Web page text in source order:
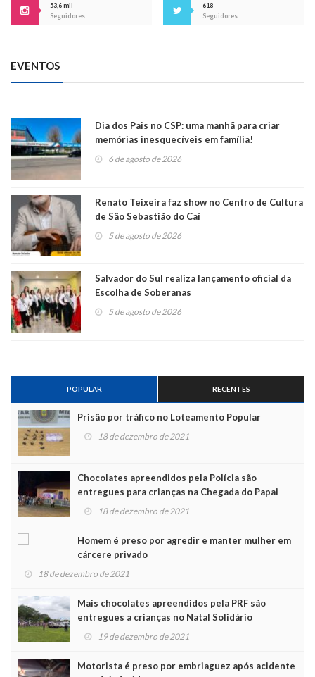
53,6 mil
Seguidores
618
Seguidores
EVENTOS
Dia dos Pais no CSP: uma manhã para criar
memórias inesquecíveis em família!
6 de agosto de 2026
Renato Teixeira faz show no Centro de Cultura
de São Sebastião do Caí
5 de agosto de 2026
Salvador do Sul realiza lançamento oficial da
Escolha de Soberanas
5 de agosto de 2026
POPULAR RECENTES
Prisão por tráfico no Loteamento Popular
18 de dezembro de 2021
Chocolates apreendidos pela Polícia são
entregues para crianças na Chegada do Papai
Noel 18 de dezembro de 2021
Homem é preso por agredir e manter mulher em
cárcere privado
18 de dezembro de 2021
Mais chocolates apreendidos pela PRF são
entregues a crianças no Natal Solidário
19 de dezembro de 2021
Motorista é preso por embriaguez após acidente